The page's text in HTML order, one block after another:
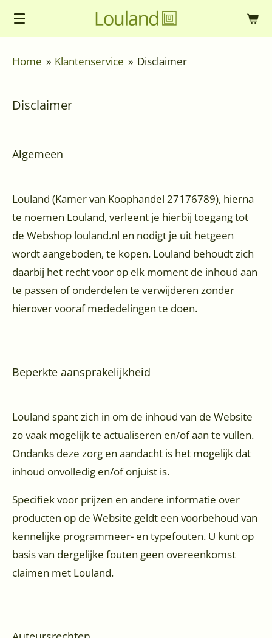
Ga
de
Home » Klantenservice » Disclaimer
Disclaimer
Algemeen
Louland (Kamer van Koophandel 27176789), hierna
te noemen Louland, verleent je hierbij toegang tot
de Webshop louland.nl en nodigt je uit hetgeen
wordt aangeboden, te kopen. Louland behoudt zich
daarbij het recht voor op elk moment de inhoud aan
te passen of onderdelen te verwijderen zonder
hierover vooraf mededelingen te doen.
Beperkte aansprakelijkheid
Louland spant zich in om de inhoud van de Website
zo vaak mogelijk te actualiseren en/of aan te vullen.
Ondanks deze zorg en aandacht is het mogelijk dat
inhoud onvolledig en/of onjuist is.
Specifiek voor prijzen en andere informatie over
producten op de Website geldt een voorbehoud van
kennelijke programmeer- en typefouten. U kunt op
basis van dergelijke fouten geen overeenkomst
claimen met Louland.